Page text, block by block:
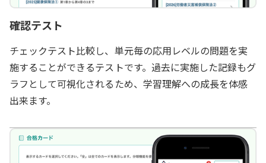
確認テスト
チェックテスト比較し、単元毎の応用レベルの問題を実
施することができるテストです。過去に実施した記録もグ
ラフとして可視化されるため、学習理解への成長を体感
出来ます。